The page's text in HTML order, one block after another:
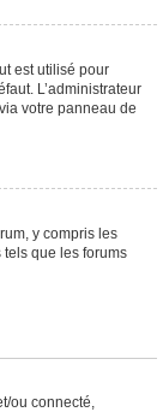
est utilisé pour
L’administrateur
votre panneau de
y compris les
tels que les forums
ou connecté,